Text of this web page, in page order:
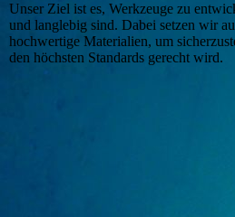
Unser Ziel ist es, Werkzeuge zu
und langlebig sind. Dabei setzen wir
hochwertige Materialien, um
den höchsten Standards gerecht wird.